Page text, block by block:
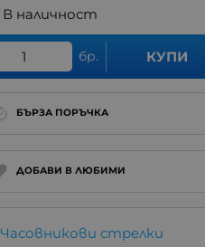
В наличност
бр. КУПИ
БЪРЗА ПОРЪЧКА
ДОБАВИ В ЛЮБИМИ
Часовникови стрелки